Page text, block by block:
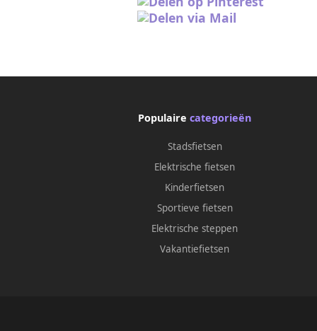
Populairecategorieën
Stadsfietsen
Elektrische fietsen
Kinderfietsen
Sportieve fietsen
Elektrische steppen
Vakantiefietsen